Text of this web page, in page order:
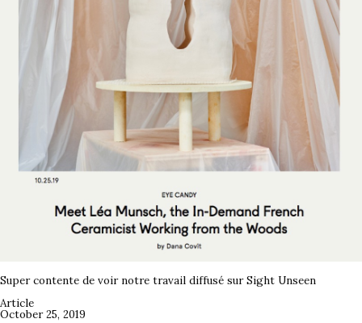
Super contente de voir notre travail diffusé sur Sight Unseen
Article
October 25, 2019